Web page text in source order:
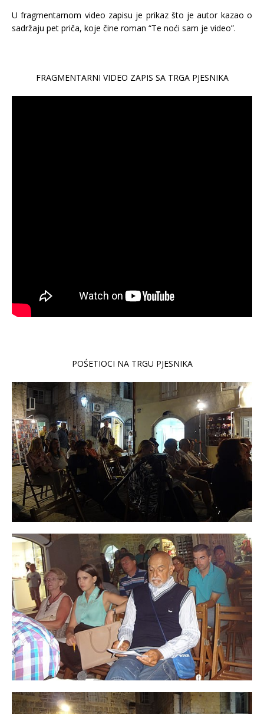
U fragmentarnom video zapisu je prikaz što je autor kazao o
sadržaju pet priča, koje čine roman “Te noći sam je video”.
FRAGMENTARNI VIDEO ZAPIS SA TRGA PJESNIKA
POŚETIOCI NA TRGU PJESNIKA